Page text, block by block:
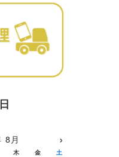
8月 ›
木 金 土